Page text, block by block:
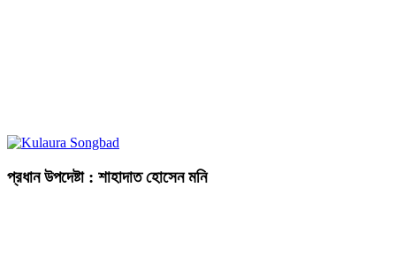
প্রধান উপদেষ্টা : শাহাদাত হোসেন মনি